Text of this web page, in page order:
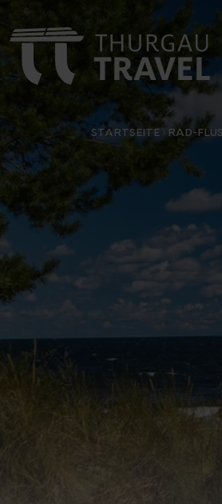
STARTSEITE RAD-
Nächste Reisedaten
26 November 2026
29 November 2026
2 Dezember 2026
6 Dezember 2026
13 Dezember 2026
16 Dezember 2026
19 Dezember 2026
Verfügbar Auf